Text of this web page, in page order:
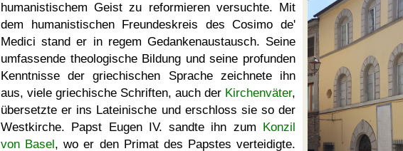
humanistischem Geist zu reformieren versuchte. Mit
dem humanistischen Freundeskreis des Cosimo de'
Medici stand er in regem Gedankenaustausch. Seine
umfassende theologische Bildung und seine profunden
Kenntnisse der griechischen Sprache zeichnete ihn
aus, viele griechische Schriften, auch der Kirchenväter,
übersetzte er ins Lateinische und erschloss sie so der
Westkirche. Papst Eugen IV. sandte ihn zum Konzil
von Basel, wo er den Primat des Papstes verteidigte.